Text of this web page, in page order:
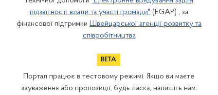
підзвітності влади та участі громади" (EGAP) , за
фінансової підтримки Швейцарської агенції розвитку та
співробітництва
Портал працює в тестовому режимі. Якщо ви маєте
зауваження або пропозиції, будь ласка, напишіть нам: